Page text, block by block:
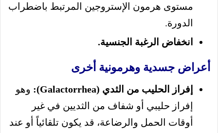
مستوى هرمون الإستروجين المرتبط باضطراب
الدورة.
انخفاض الرغبة الجنسية.
أعراض جسدية وهرمونية أخرى
إفراز الحليب من الثدي (Galactorrhea):
وهو
إفراز حليبي أو شفاف من الثديين في غير
أوقات الحمل والرضاعة، قد يكون تلقائياً أو عند